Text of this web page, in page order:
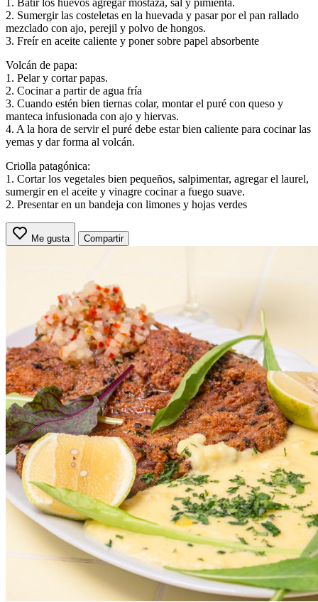
2. Sumergir las costeletas en la huevada y pasar por el pan rallado
mezclado con ajo, perejil y polvo de hongos.
3. Freír en aceite caliente y poner sobre papel absorbente
Volcán de papa:
1. Pelar y cortar papas.
2. Cocinar a partir de agua fría
3. Cuando estén bien tiernas colar, montar el puré con queso y
manteca infusionada con ajo y hiervas.
4. A la hora de servir el puré debe estar bien caliente para cocinar las
yemas y dar forma al volcán.
Criolla patagónica:
1. Cortar los vegetales bien pequeños, salpimentar, agregar el laurel,
sumergir en el aceite y vinagre cocinar a fuego suave.
2. Presentar en un bandeja con limones y hojas verdes
Me gusta Compartir